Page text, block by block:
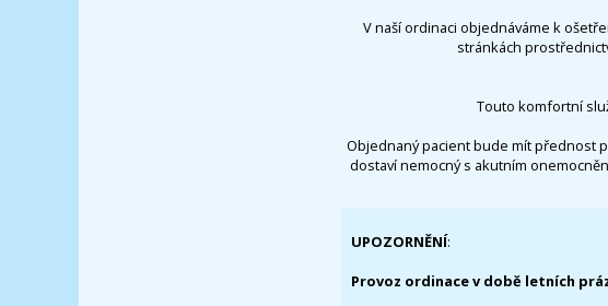
V naší ordinaci objednáváme k
stránkách
Touto komfortní
Objednaný pacient bude mít přednost
dostaví nemocný s akutním
UPOZORNĚNÍ:
Provoz ordinace v době letních